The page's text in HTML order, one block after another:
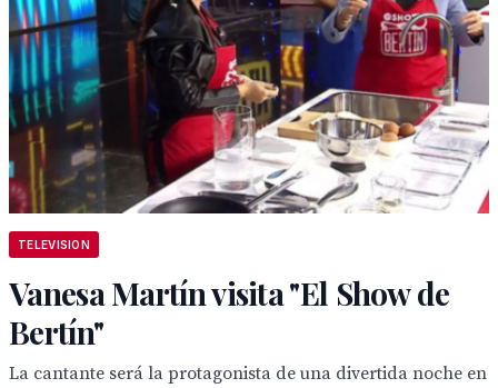
TELEVISION
Vanesa Martín visita "El Show de
Bertín"
La cantante será la protagonista de una divertida noche en